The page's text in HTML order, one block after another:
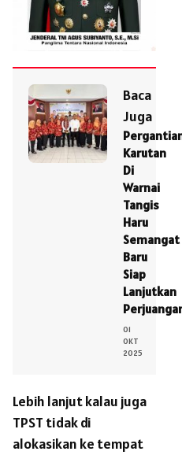
Baca
Juga
Karutan
Di
Warnai
Tangis
Haru
Semangat
Baru
Siap
Lanjutkan
01
OKT
2025
Lebih lanjut kalau juga
TPST tidak di
alokasikan ke tempat